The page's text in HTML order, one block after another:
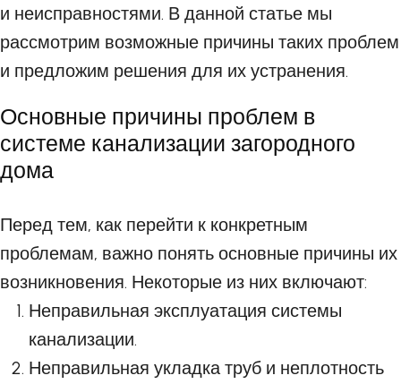
и неисправностями. В данной статье мы
рассмотрим возможные причины таких проблем
и предложим решения для их устранения.
Основные причины проблем в
системе канализации загородного
дома
Перед тем, как перейти к конкретным
проблемам, важно понять основные причины их
возникновения. Некоторые из них включают:
Неправильная эксплуатация системы
канализации.
Неправильная укладка труб и неплотность